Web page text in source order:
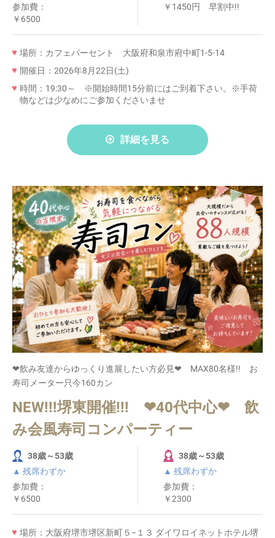
参加費：
￥6500
￥1450円 早割中!!
場所：カフェパーセント 大阪府和泉市府中町1-5-14
開催日：2026年8月22日(土)
時間：19:30～ ※開始時間15分前にはご到着下さい。※手荷
物などは少なめにご参加くださいませ
詳細を見る
❤飲み友達からゆっくり進展したい方必見❤ MAX80名様!! お
寿司メーター只今160カン
NEW!!!堺東開催!!! ❤40代中心❤ 飲
み会風寿司コンパーティー
38歳～53歳
▲ 残席わずか
参加費：
￥6500
38歳～53歳
▲ 残席わずか
参加費：
￥2300
場所：大阪府堺市堺区新町５−１３ ダイワロイネットホテル堺